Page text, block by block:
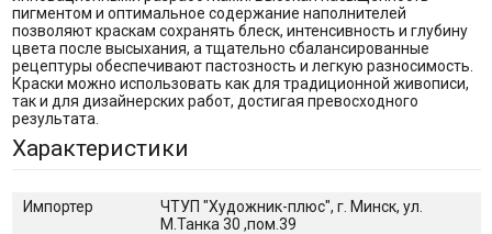
пигментом и оптимальное содержание наполнителей
позволяют краскам сохранять блеск, интенсивность и глубину
цвета после высыхания, а тщательно сбалансированные
рецептуры обеспечивают пастозность и легкую разносимость.
Краски можно использовать как для традиционной живописи,
так и для дизайнерских работ, достигая превосходного
результата.
Характеристики
Импортер
ЧТУП "Художник-плюс", г. Минск, ул.
М.Танка 30 ,пом.39